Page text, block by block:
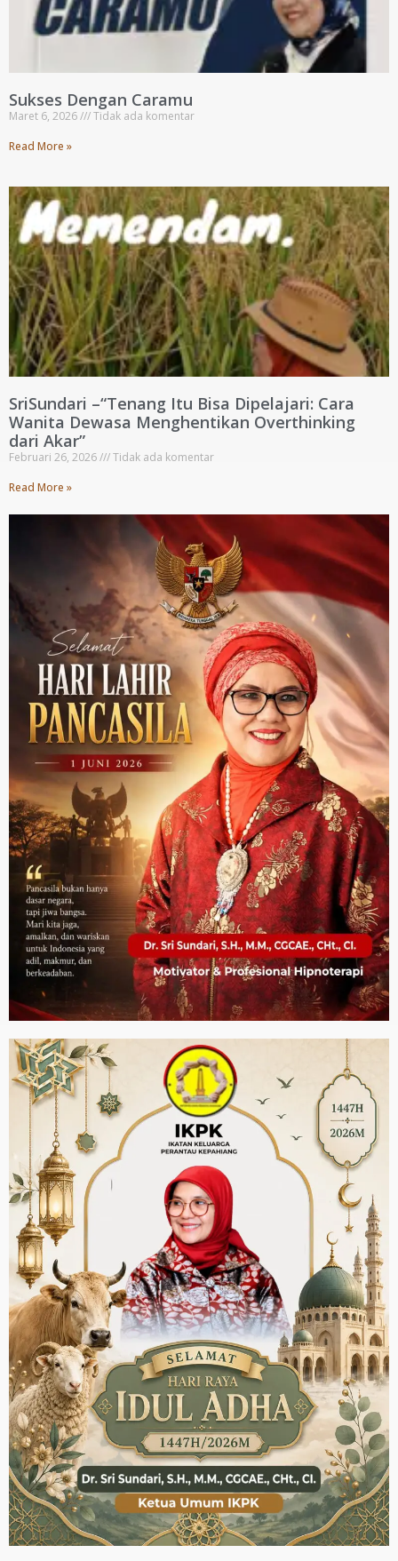
Sukses Dengan Caramu
Maret 6, 2026
Tidak ada komentar
Read More »
SriSundari –“Tenang Itu Bisa Dipelajari: Cara
Wanita Dewasa Menghentikan Overthinking
dari Akar”
Februari 26, 2026
Tidak ada komentar
Read More »